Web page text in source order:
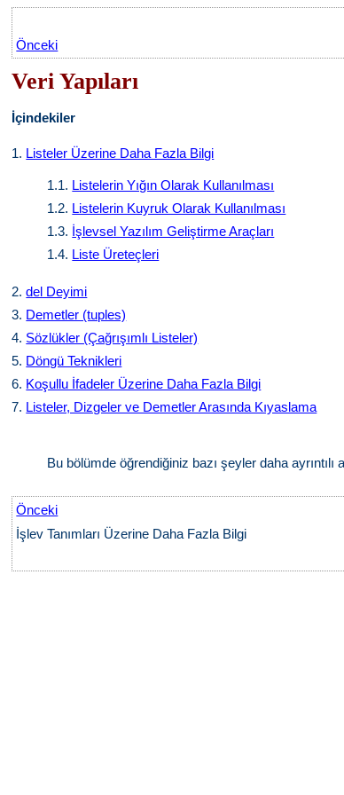
Önceki
Veri Yapıları
İçindekiler
1. Listeler Üzerine Daha Fazla Bilgi
1.1. Listelerin Yığın Olarak Kullanılması
1.2. Listelerin Kuyruk Olarak Kullanılması
1.3. İşlevsel Yazılım Geliştirme Araçları
1.4. Liste Üreteçleri
2.del Deyimi
3. Demetler (tuples)
4. Sözlükler (Çağrışımlı Listeler)
5. Döngü Teknikleri
6. Koşullu İfadeler Üzerine Daha Fazla Bilgi
7. Listeler, Dizgeler ve Demetler Arasında Kıyaslama
Bu bölümde öğrendiğiniz bazı şeyler daha
Önceki
İşlev Tanımları Üzerine Daha Fazla Bilgi